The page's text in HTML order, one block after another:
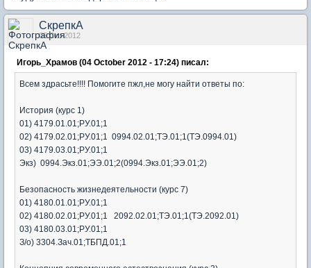
СкрепкА
05 Oct 2012
Игорь_Храмов (04 October 2012 - 17:24) писал:
Всем здрасьте!!!! Помогите пжл,не могу найти ответы по:
История (курс 1)
01) 4179.01.01;РУ.01;1
02) 4179.02.01;РУ.01;1 0994.02.01;ТЭ.01;1(ТЭ.0994.01)
03) 4179.03.01;РУ.01;1
Экз) 0994.Экз.01;ЭЭ.01;2(0994.Экз.01;ЭЭ.01;2)
Безопасность жизнедеятельности (курс 7)
01) 4180.01.01;РУ.01;1
02) 4180.02.01;РУ.01;1 2092.02.01;ТЭ.01;1(ТЭ.2092.01)
03) 4180.03.01;РУ.01;1
З/о) 3304.Зач.01;ТБПД.01;1